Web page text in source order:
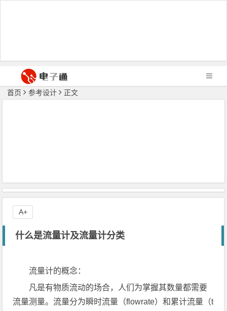
首页 参考设计 正文
什么是流量计及流量计分类
流量计的概念：
凡是有物质流动的场合，人们为掌握其数量都需要
流量测量。流量分为瞬时流量（flowrate）和累计流量（t
A+